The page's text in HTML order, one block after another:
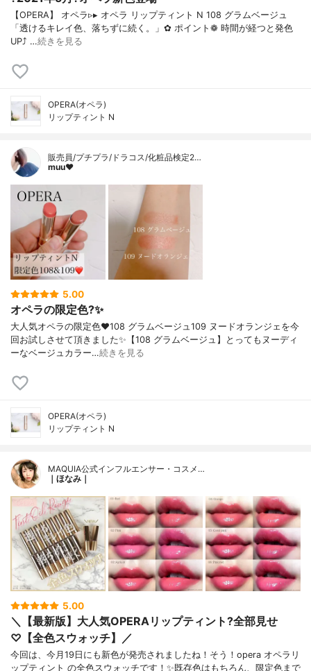
【OPERA】 オペラ▹▸ オペラ リップティント N 108 グラムベージュ
「透けるキレイ色、落ちずに続く。」✿ ポイント❁︎ 時間が経つと発色
UP⤴ …続きを見る
OPERA(オペラ)
リップティント N
販売員/プチプラ/ドラコス/化粧品検定2…
muu❤︎
5.00
オペラの限定色?✨
大人気オペラの限定色❤️108 グラムベージュ109 ヌードオランジェを今
回お試しさせて頂きました✨【108 グラムベージュ】とってもヌーディ
ーなベージュカラー…続きを見る
OPERA(オペラ)
リップティント N
MAQUIA公式インフルエンサー・コスメ…
｜ほなみ｜
5.00
＼【最新版】大人気OPERAリップティント?全部見せ
♡【全色スウォッチ】／
今回は、今月19日にも新色が発売されましたね！そう！opera オペラリ
ップティント の全色スウォッチです！✨既存色はもちろん、限定色まで